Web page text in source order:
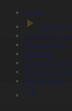
Басты
Тікелей
Бағдарлама
Жаңалықтар
Жобалар
Телехикаялар
Видеоархив